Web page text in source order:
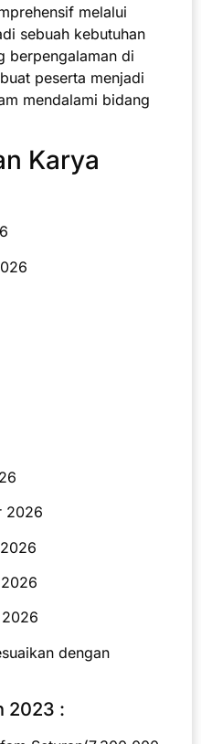
melalui
sebuah kebutuhan
berpengalaman di
peserta menjadi
mendalami bidang
Karya
2026
dengan
2023 :